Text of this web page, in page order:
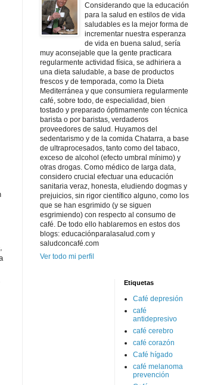
Considerando que la educación
para la salud en estilos de vida
saludables es la mejor forma de
incrementar nuestra esperanza
de vida en buena salud, sería
muy aconsejable que la gente practicara
regularmente actividad física, se adhiriera a
una dieta saludable, a base de productos
frescos y de temporada, como la Dieta
Mediterránea y que consumiera regularmente
café, sobre todo, de especialidad, bien
tostado y preparado óptimamente con técnica
barista o por baristas, verdaderos
proveedores de salud. Huyamos del
sedentarismo y de la comida Chatarra, a base
de ultraprocesados, tanto como del tabaco,
exceso de alcohol (efecto umbral mínimo) y
otras drogas. Como médico de larga data,
considero crucial efectuar una educación
sanitaria veraz, honesta, eludiendo dogmas y
prejuicios, sin rigor científico alguno, como los
que se han esgrimido (y se siguen
esgrimiendo) con respecto al consumo de
café. De todo ello hablaremos en estos dos
blogs: educaciónparalasalud.com y
saludconcafé.com
Ver todo mi perfil
Etiquetas
Café depresión
café
antidepresivo
café cerebro
café corazón
Café hígado
café melanoma
prevención